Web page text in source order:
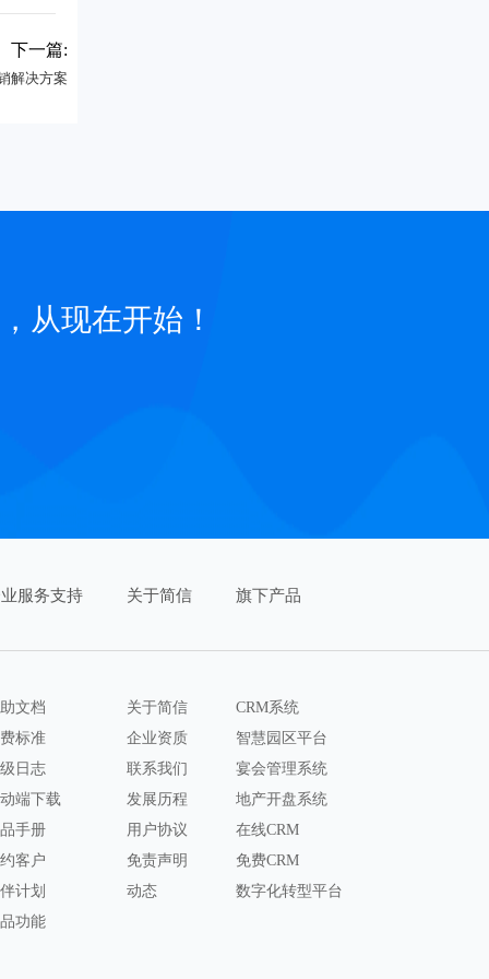
下一篇:
解决方案
从现在开始！
服务支持
文档
标准
日志
端下载
手册
客户
计划
功能
关于简信
关于简信
企业资质
联系我们
发展历程
用户协议
免责声明
动态
旗下产品
CRM系统
智慧园区平台
宴会管理系统
地产开盘系统
在线CRM
免费CRM
数字化转型平台